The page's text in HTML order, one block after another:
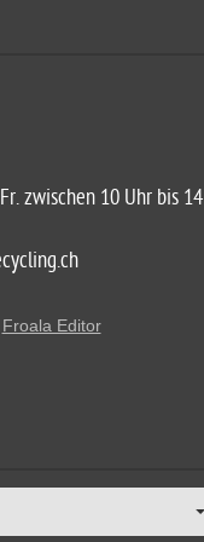
zwischen 10 Uhr bis 14
Froala Editor